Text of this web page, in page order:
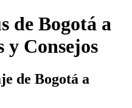
de Bogotá a
Consejos
de Bogotá a